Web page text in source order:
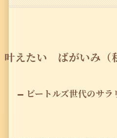
叶えたい ばがいみ（
ビートルズ世代のサ